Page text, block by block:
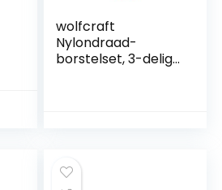
wolfcraft
Nylondraad-
borstelset, 3-delig,